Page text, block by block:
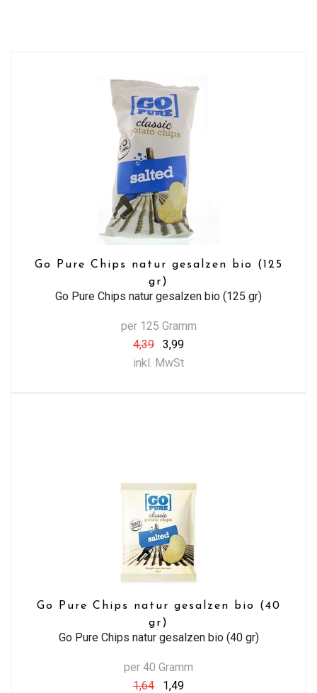
Go Pure Chips natur gesalzen bio (125
gr)
Go Pure Chips natur gesalzen bio (125 gr)
per 125 Gramm
4,39
3,99
inkl. MwSt
Go Pure Chips natur gesalzen bio (40
gr)
Go Pure Chips natur gesalzen bio (40 gr)
per 40 Gramm
1,64
1,49